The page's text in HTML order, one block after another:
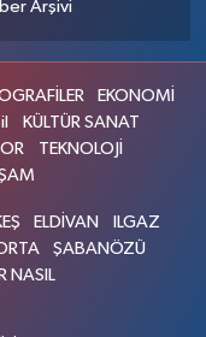
Arşivi
EKONOMİ
KÜLTÜR SANAT
TEKNOLOJİ
ELDİVAN
ILGAZ
ŞABANÖZÜ
NASIL